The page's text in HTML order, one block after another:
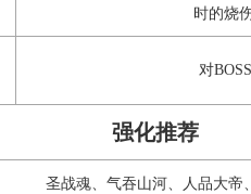
时的烧
对
强化推荐
圣战魂、气吞山河、人品大帝